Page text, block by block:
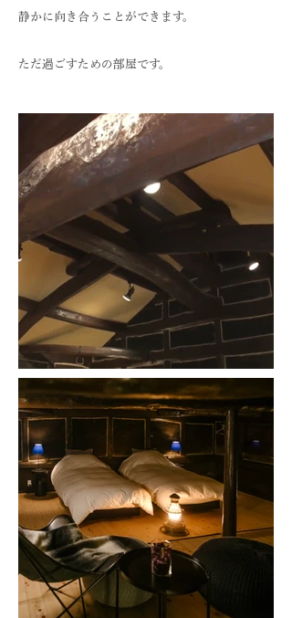
静かに向き合うことができます。
​ただ過ごすための部屋です。